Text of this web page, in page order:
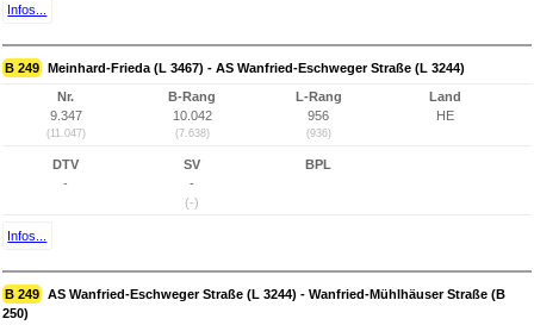
Infos...
B 249 Meinhard-Frieda (L 3467) - AS Wanfried-Eschweger Straße (L 3244)
Nr.
9.347
(11.047)
B-Rang
10.042
(7.638)
L-Rang
956
(936)
Land
HE
DTV
-
SV
-
(-)
BPL
Infos...
B 249 AS Wanfried-Eschweger Straße (L 3244) - Wanfried-Mühlhäuser Straße (B
250)